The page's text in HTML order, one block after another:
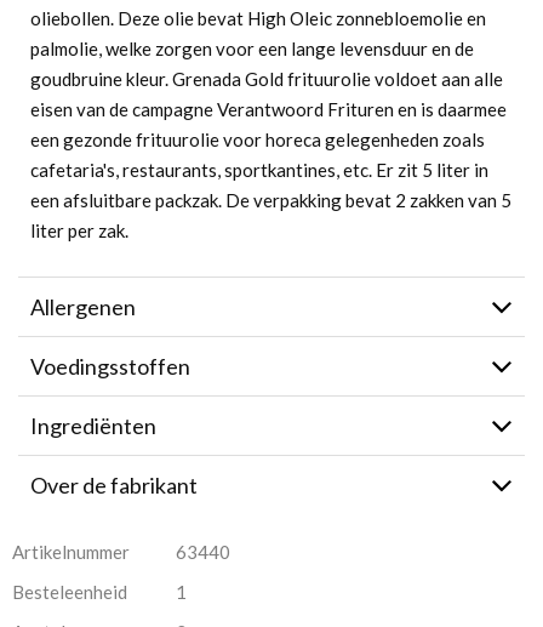
oliebollen. Deze olie bevat High Oleic zonnebloemolie en
palmolie, welke zorgen voor een lange levensduur en de
goudbruine kleur. Grenada Gold frituurolie voldoet aan alle
eisen van de campagne Verantwoord Frituren en is daarmee
een gezonde frituurolie voor horeca gelegenheden zoals
cafetaria's, restaurants, sportkantines, etc. Er zit 5 liter in
een afsluitbare packzak. De verpakking bevat 2 zakken van 5
liter per zak.
Allergenen
Voedingsstoffen
Ingrediënten
Over de fabrikant
Artikelnummer
63440
Besteleenheid
1